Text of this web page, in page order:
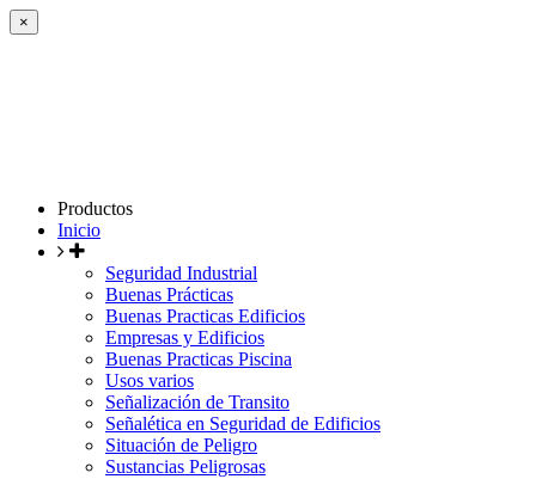
×
Productos
Inicio
Seguridad Industrial
Buenas Prácticas
Buenas Practicas Edificios
Empresas y Edificios
Buenas Practicas Piscina
Usos varios
Señalización de Transito
Señalética en Seguridad de Edificios
Situación de Peligro
Sustancias Peligrosas